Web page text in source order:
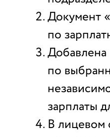
Документ
по
по
зарплаты
В лицевом